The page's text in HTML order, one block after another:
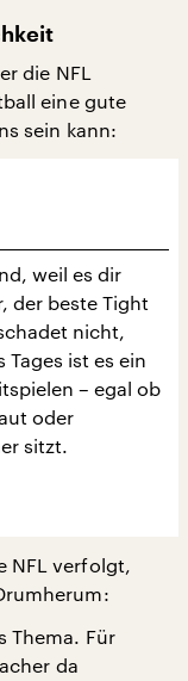
die NFL
eine gute
sein kann:
weil es dir
der beste Tight
nicht,
Tages ist es ein
– egal ob
oder
sitzt.
NFL verfolgt,
Thema. Für
da